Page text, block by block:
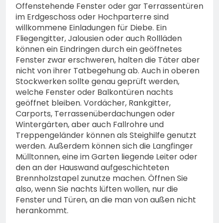
Offenstehende Fenster oder gar Terrassentüren
im Erdgeschoss oder Hochparterre sind
willkommene Einladungen für Diebe. Ein
Fliegengitter, Jalousien oder auch Rollläden
können ein Eindringen durch ein geöffnetes
Fenster zwar erschweren, halten die Täter aber
nicht von ihrer Tatbegehung ab. Auch in oberen
Stockwerken sollte genau geprüft werden,
welche Fenster oder Balkontüren nachts
geöffnet bleiben. Vordächer, Rankgitter,
Carports, Terrassenüberdachungen oder
Wintergärten, aber auch Fallrohre und
Treppengeländer können als Steighilfe genutzt
werden. Außerdem können sich die Langfinger
Mülltonnen, eine im Garten liegende Leiter oder
den an der Hauswand aufgeschichteten
Brennholzstapel zunutze machen. Öffnen Sie
also, wenn Sie nachts lüften wollen, nur die
Fenster und Türen, an die man von außen nicht
herankommt.